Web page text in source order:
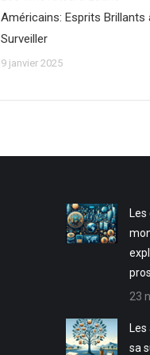
Américains: Esprits Brillants
Surveiller
9 janvier 2025
23
sa